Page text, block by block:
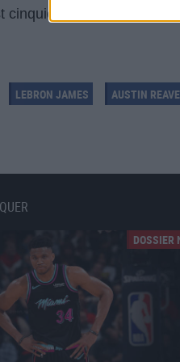
cinquième avec 44-30.
LEBRON JAMES AUSTIN
DOSSIER